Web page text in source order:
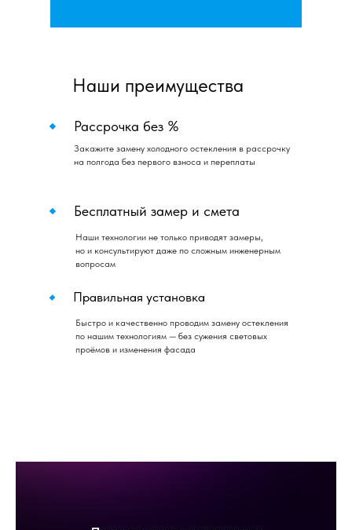
Наши преимущества
Рассрочка без %
Закажите замену холодного остекления в рассрочку
на полгода без первого взноса и переплаты
Бесплатный замер и смета
Наши технологии не только приводят замеры,
но и консультируют даже по сложным инженерным
вопросам
Правильная установка
Быстро и качественно проводим замену остекления
по нашим технологиям — без сужения световых
проёмов и изменения фасада